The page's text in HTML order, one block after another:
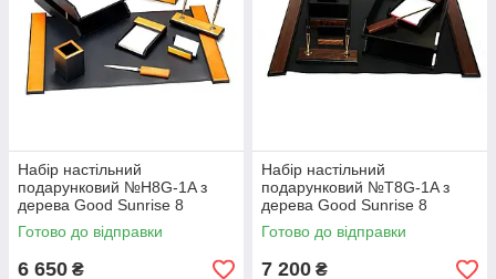
Набір настільний
подарунковий №H8G-1A з
дерева Good Sunrise 8
предметів (колір вільхи)
Готово до відправки
6 650 ₴
Набір настільний
подарунковий №T8G-1A з
дерева Good Sunrise 8
предметів (колір горіха)
Готово до відправки
7 200 ₴